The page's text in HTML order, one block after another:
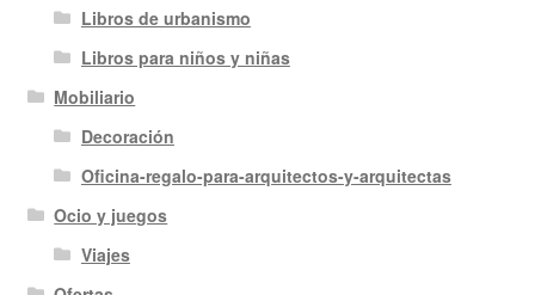
Libros de urbanismo
Libros para niños y niñas
Mobiliario
Decoración
Oficina-regalo-para-arquitectos-y-arquitectas
Ocio y juegos
Viajes